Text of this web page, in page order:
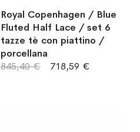
Royal Copenhagen / Blue
Fluted Half Lace / set 6
tazze tè con piattino /
porcellana
718,59 €
845,40 €